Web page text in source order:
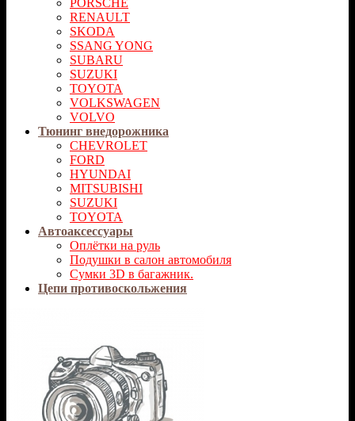
RENAULT
SKODA
SSANG YONG
SUBARU
SUZUKI
TOYOTA
VOLKSWAGEN
VOLVO
Тюнинг внедорожника
CHEVROLET
FORD
HYUNDAI
MITSUBISHI
SUZUKI
TOYOTA
Автоаксессуары
Оплётки на руль
Подушки в салон автомобиля
Сумки 3D в багажник.
Цепи противоскольжения